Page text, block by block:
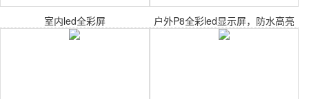
室内led全彩屏 户外P8全彩led显示屏，防水高亮